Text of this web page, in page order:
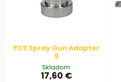
PCS Spray Gun Adapter
9
Skladom
17,60 €